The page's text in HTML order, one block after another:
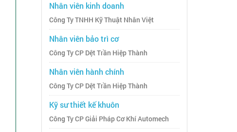
Nhân viên kinh doanh
Công Ty TNHH Kỹ Thuật Nhân Việt
Nhân viên bảo trì cơ
Công Ty CP Dệt Trần Hiệp Thành
Nhân viên hành chính
Công Ty CP Dệt Trần Hiệp Thành
Kỹ sư thiết kế khuôn
Công Ty CP Giải Pháp Cơ Khí Automech